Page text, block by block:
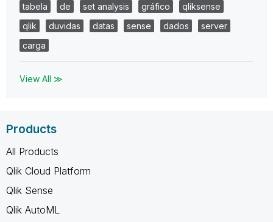
tabela
de set analysis gráfico
qliksense
qlik
duvidas datas sense dados
server
carga
View All ≫
Products
All Products
Qlik Cloud Platform
Qlik Sense
Qlik AutoML